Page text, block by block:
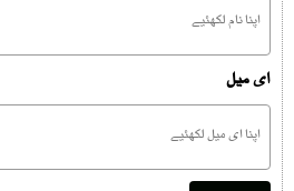
ای میل